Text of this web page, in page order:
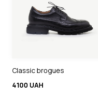
Classic brogues
4100 UAH